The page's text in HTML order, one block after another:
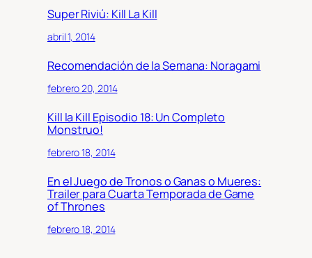
Super Riviú: Kill La Kill
abril 1, 2014
Recomendación de la Semana: Noragami
febrero 20, 2014
Kill la Kill Episodio 18: Un Completo
Monstruo!
febrero 18, 2014
En el Juego de Tronos o Ganas o Mueres:
Trailer para Cuarta Temporada de Game
of Thrones
febrero 18, 2014